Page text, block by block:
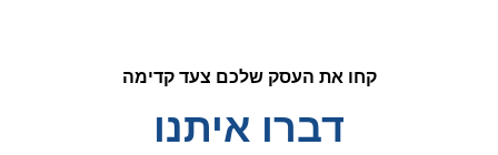
קחו את העסק שלכם צעד קדימה
דברו איתנו